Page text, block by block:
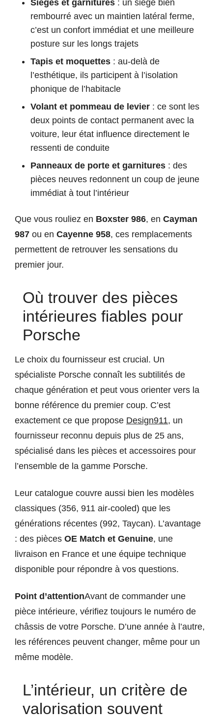
Sièges et garnitures : un siège bien
rembourré avec un maintien latéral ferme,
c’est un confort immédiat et une meilleure
posture sur les longs trajets
Tapis et moquettes : au-delà de
l’esthétique, ils participent à l’isolation
phonique de l’habitacle
Volant et pommeau de levier : ce sont les
deux points de contact permanent avec la
voiture, leur état influence directement le
ressenti de conduite
Panneaux de porte et garnitures : des
pièces neuves redonnent un coup de jeune
immédiat à tout l’intérieur
Que vous rouliez en Boxster 986, en Cayman
987 ou en Cayenne 958, ces remplacements
permettent de retrouver les sensations du
premier jour.
Où trouver des pièces
intérieures fiables pour
Porsche
Le choix du fournisseur est crucial. Un
spécialiste Porsche connaît les subtilités de
chaque génération et peut vous orienter vers la
bonne référence du premier coup. C’est
exactement ce que propose Design911, un
fournisseur reconnu depuis plus de 25 ans,
spécialisé dans les pièces et accessoires pour
l’ensemble de la gamme Porsche.
Leur catalogue couvre aussi bien les modèles
classiques (356, 911 air-cooled) que les
générations récentes (992, Taycan). L’avantage
: des pièces OE Match et Genuine, une
livraison en France et une équipe technique
disponible pour répondre à vos questions.
Point d’attentionAvant de commander une
pièce intérieure, vérifiez toujours le numéro de
châssis de votre Porsche. D’une année à l’autre,
les références peuvent changer, même pour un
même modèle.
L’intérieur, un critère de
valorisation souvent